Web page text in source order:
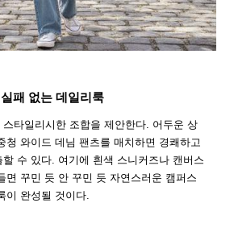
패 없는 데일리룩
타일리시한 조합을 제안한다. 어두운 상
청 와이드 데님 팬츠를 매치하면 경쾌하고
수 있다. 여기에 흰색 스니커즈나 캔버스
면 꾸민 듯 안 꾸민 듯 자연스러운 캠퍼스
이 완성될 것이다.